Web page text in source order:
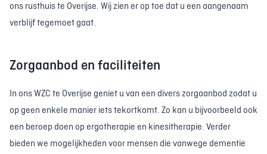
ons rusthuis te Overijse. Wij zien er op toe dat u een aangenaam
verblijf tegemoet gaat.
Zorgaanbod en faciliteiten
In ons WZC te Overijse geniet u van een divers zorgaanbod zodat u
op geen enkele manier iets tekortkomt. Zo kan u bijvoorbeeld ook
een beroep doen op ergotherapie en kinesitherapie. Verder
bieden we mogelijkheden voor mensen die vanwege dementie